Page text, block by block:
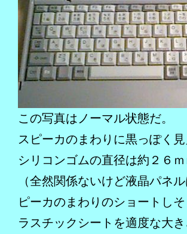
この写真はノーマル状態だ。
スピーカのまわりに黒っぽく
シリコンゴムの直径は約２６ｍ
（全然関係ないけど液晶パネ
ピーカのまわりのショートし
ラスチックシートを適度な大